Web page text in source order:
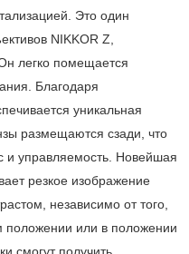
Это один
NIKKOR Z,
легко помещается
Благодаря
уникальная
размещаются сзади, что
и управляемость. Новейшая
резкое изображение
независимо от того,
положении или в положении